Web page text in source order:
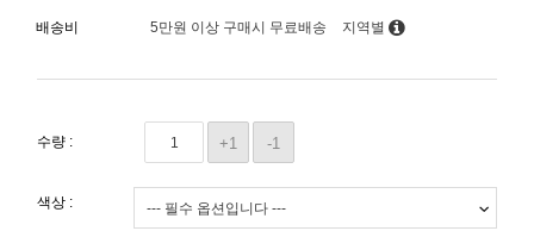
배송비 5만원 이상 구매시 무료배송 지역별
수량 : +1 -1
색상 :